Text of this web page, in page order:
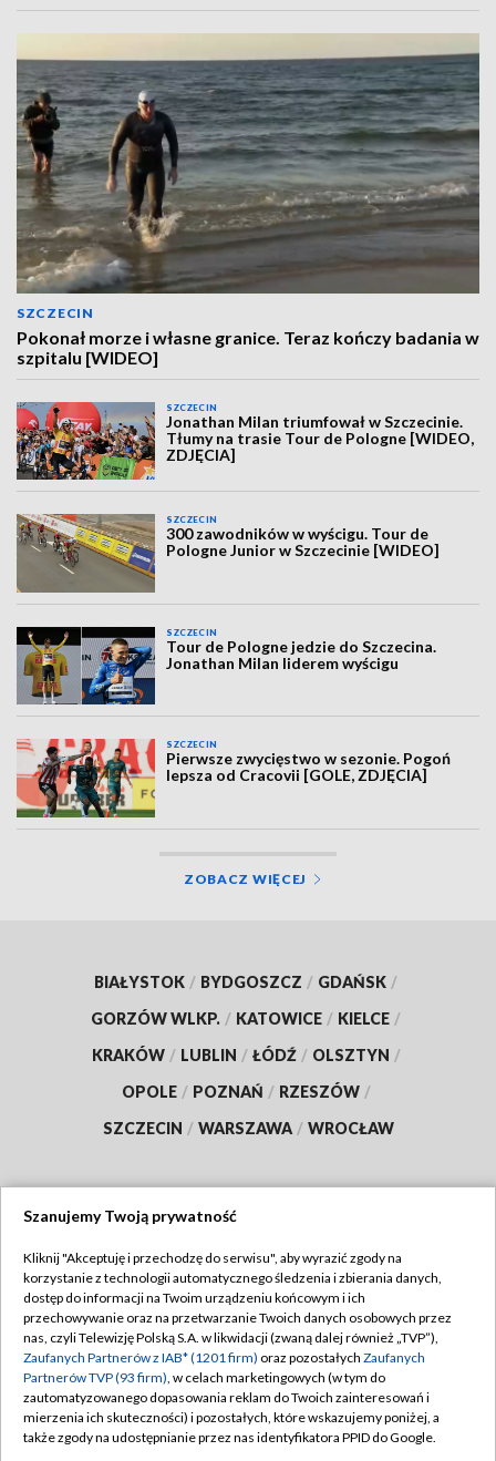
SZCZECIN
Pokonał morze i własne granice. Teraz kończy badania w
szpitalu [WIDEO]
SZCZECIN
Jonathan Milan triumfował w Szczecinie.
Tłumy na trasie Tour de Pologne [WIDEO,
ZDJĘCIA]
SZCZECIN
300 zawodników w wyścigu. Tour de
Pologne Junior w Szczecinie [WIDEO]
SZCZECIN
Tour de Pologne jedzie do Szczecina.
Jonathan Milan liderem wyścigu
SZCZECIN
Pierwsze zwycięstwo w sezonie. Pogoń
lepsza od Cracovii [GOLE, ZDJĘCIA]
ZOBACZ WIĘCEJ
BIAŁYSTOK / BYDGOSZCZ / GDAŃSK /
GORZÓW WLKP. / KATOWICE / KIELCE /
KRAKÓW / LUBLIN / ŁÓDŹ / OLSZTYN /
OPOLE / POZNAŃ / RZESZÓW /
SZCZECIN / WARSZAWA / WROCŁAW
TVP
Abonament TVP
Emisja w TVP
Centrum informacji TVP
Naziemna Telewizja Cyfrowa
Regulamin TVP
Polityka prywatności
Moje zgody
Pomoc
Szanujemy Twoją prywatność
Kliknij "Akceptuję i przechodzę do serwisu", aby wyrazić zgody na
korzystanie z technologii automatycznego śledzenia i zbierania danych,
dostęp do informacji na Twoim urządzeniu końcowym i ich
przechowywanie oraz na przetwarzanie Twoich danych osobowych przez
nas, czyli Telewizję Polską S.A. w likwidacji (zwaną dalej również „TVP”),
Zaufanych Partnerów z IAB* (1201 firm) oraz pozostałych Zaufanych
Partnerów TVP (93 firm), w celach marketingowych (w tym do
zautomatyzowanego dopasowania reklam do Twoich zainteresowań i
mierzenia ich skuteczności) i pozostałych, które wskazujemy poniżej, a
także zgody na udostępnianie przez nas identyfikatora PPID do Google.